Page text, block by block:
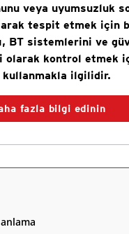
veya uyumsuzluk
tespit etmek için
BT sistemlerini ve
olarak kontrol etmek
ilgilidir.
fazla bilgi edinin